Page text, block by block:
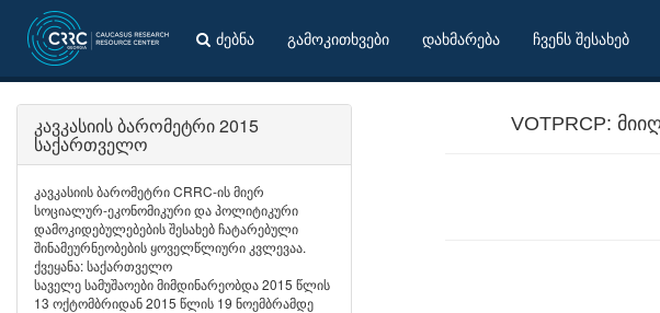
ძებნა გამოკითხვები დახმარება ჩვენს შესახებ
VOTPRCP:
კავკასიის ბარომეტრი 2015
საქართველო
კავკასიის ბარომეტრი CRRC-ის მიერ
სოციალურ-ეკონომიკური და პოლიტიკური
დამოკიდებულებების შესახებ ჩატარებული
შინამეურნეობების ყოველწლიური კვლევაა.
ქვეყანა: საქართველო
საველე სამუშაოები მიმდინარეობდა 2015 წლის
13 ოქტომბრიდან 2015 წლის 19 ნოემბრამდე